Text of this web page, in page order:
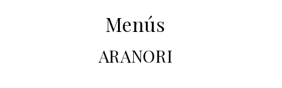
Menús
ARANORI